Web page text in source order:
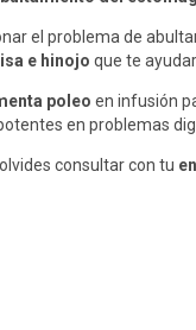
el problema de
e hinojo que te
poleo en infusión
en problemas
consultar con tu